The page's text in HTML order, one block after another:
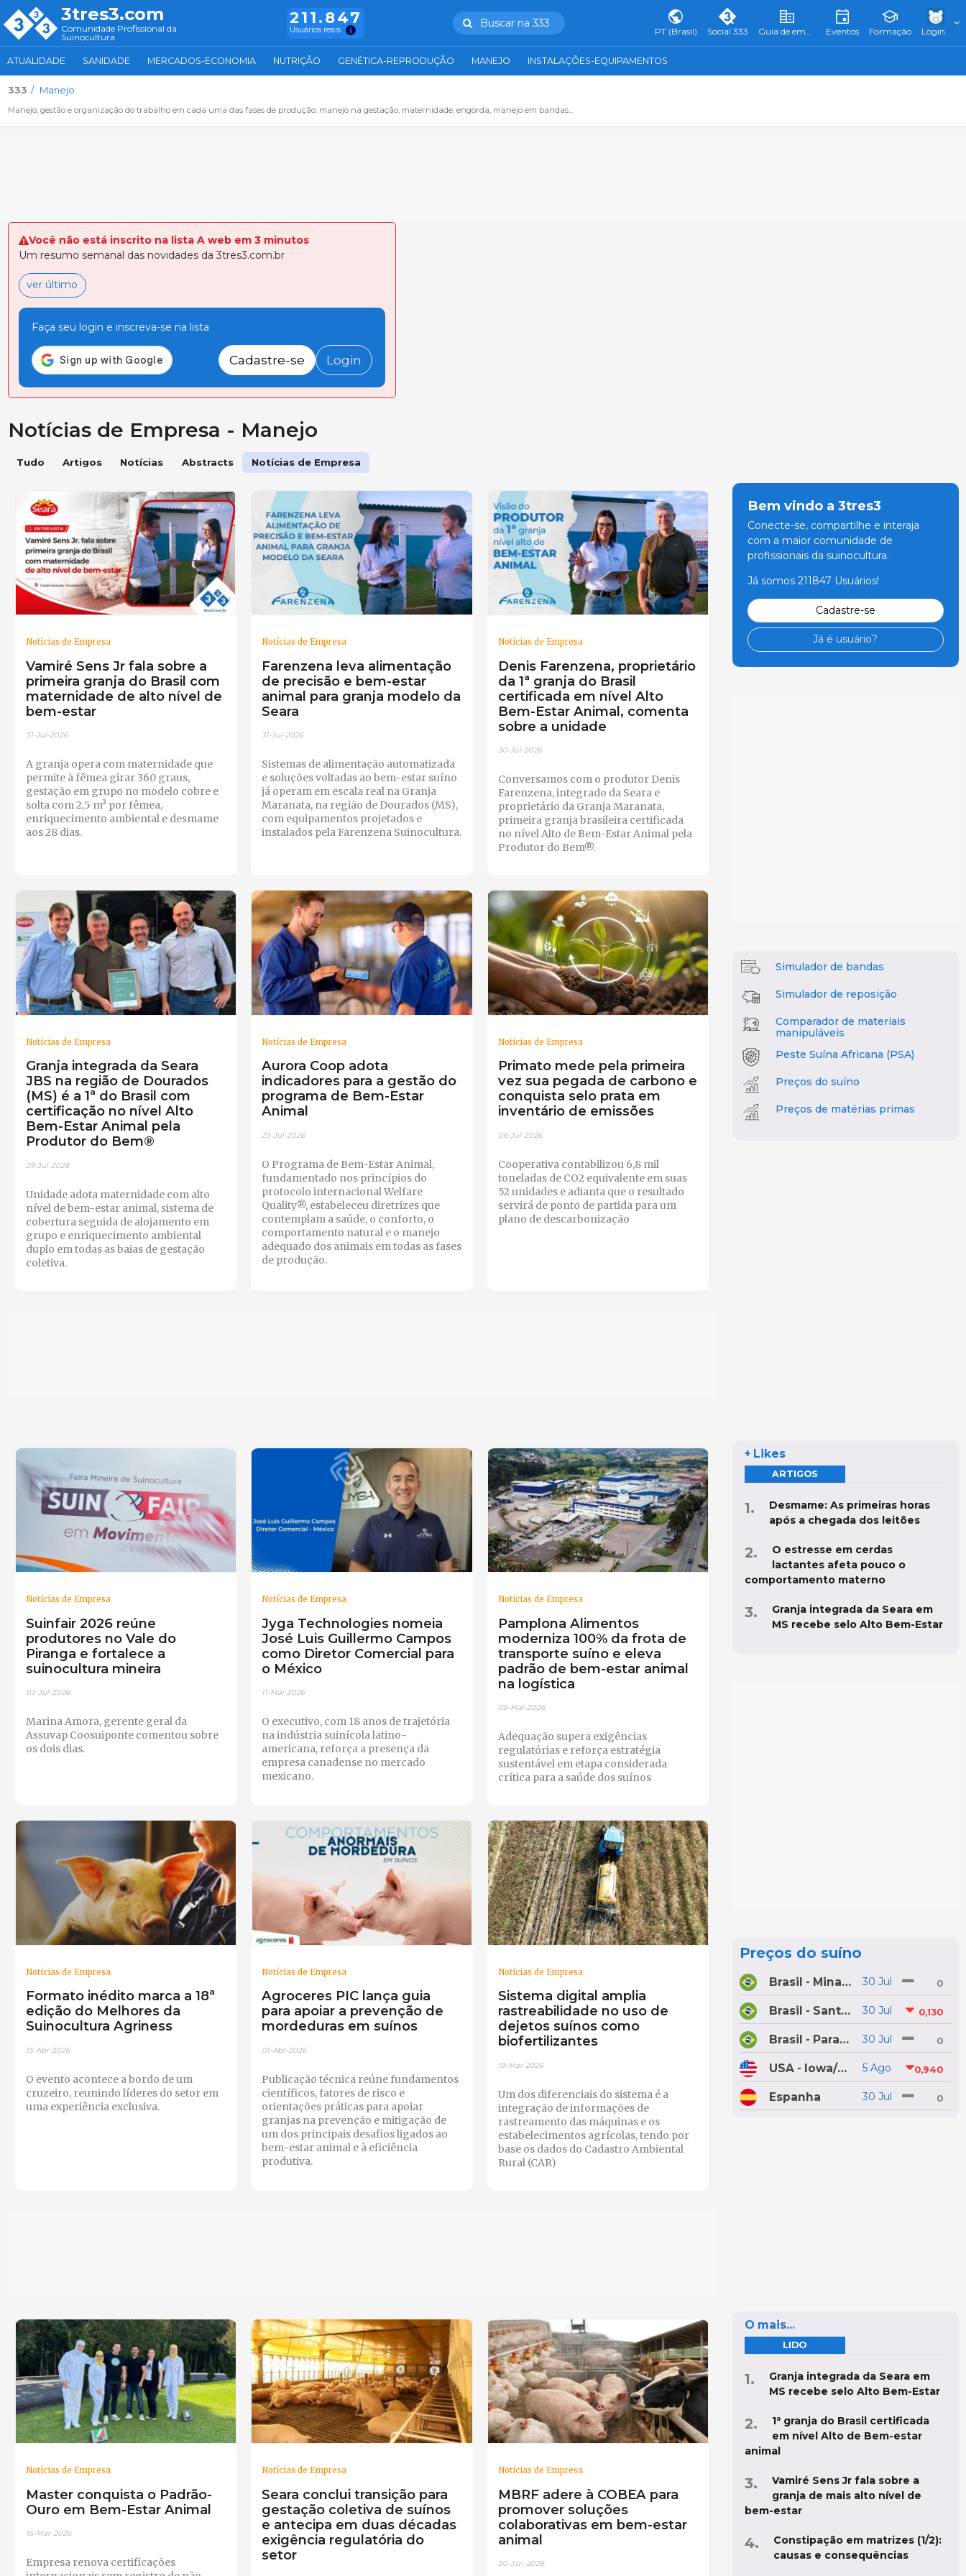
3tres3.com
Comunidade Profissional da
Suinocultura
211.847
Usuários reais
Buscar na 333
PT (Brasil) Social 333 Guia de empresas Eventos Formação Login
ATUALIDADE SANIDADE MERCADOS-ECONOMIA NUTRIÇÃO GENÉTICA-REPRODUÇÃO MANEJO INSTALAÇÕES-EQUIPAMENTOS
333 Manejo
Manejo, gestão e organização do trabalho em cada uma das fases de produção: manejo na gestação, maternidade, engorda, manejo em bandas...
Você não está inscrito na lista A web em 3 minutos
Um resumo semanal das novidades da 3tres3.com.br
ver último
Faça seu login e inscreva-se na lista
Cadastre-se Login
Notícias de Empresa - Manejo
Tudo Artigos Notícias Abstracts Notícias de Empresa
Notícias de Empresa
Vamiré Sens Jr fala sobre a
primeira granja do Brasil com
maternidade de alto nível de
bem-estar
31-Jul-2026
A granja opera com maternidade que
permite à fêmea girar 360 graus,
gestação em grupo no modelo cobre e
solta com 2,5 m² por fêmea,
enriquecimento ambiental e desmame
aos 28 dias.
Notícias de Empresa
Farenzena leva alimentação
de precisão e bem-estar
animal para granja modelo da
Seara
31-Jul-2026
Sistemas de alimentação automatizada
e soluções voltadas ao bem-estar suíno
já operam em escala real na Granja
Maranata, na região de Dourados (MS),
com equipamentos projetados e
instalados pela Farenzena Suinocultura.
Notícias de Empresa
Denis Farenzena, proprietário
da 1ª granja do Brasil
certificada em nível Alto
Bem-Estar Animal, comenta
sobre a unidade
30-Jul-2026
Conversamos com o produtor Denis
Farenzena, integrado da Seara e
proprietário da Granja Maranata,
primeira granja brasileira certificada
no nível Alto de Bem-Estar Animal pela
Produtor do Bem®.
Notícias de Empresa
Granja integrada da Seara
JBS na região de Dourados
(MS) é a 1ª do Brasil com
certificação no nível Alto
Bem-Estar Animal pela
Produtor do Bem®
29-Jul-2026
Unidade adota maternidade com alto
nível de bem-estar animal, sistema de
cobertura seguida de alojamento em
grupo e enriquecimento ambiental
duplo em todas as baias de gestação
coletiva.
Notícias de Empresa
Aurora Coop adota
indicadores para a gestão do
programa de Bem-Estar
Animal
23-Jul-2026
O Programa de Bem-Estar Animal,
fundamentado nos princípios do
protocolo internacional Welfare
Quality®, estabeleceu diretrizes que
contemplam a saúde, o conforto, o
comportamento natural e o manejo
adequado dos animais em todas as fases
de produção.
Notícias de Empresa
Primato mede pela primeira
vez sua pegada de carbono e
conquista selo prata em
inventário de emissões
06-Jul-2026
Cooperativa contabilizou 6,8 mil
toneladas de CO2 equivalente em suas
52 unidades e adianta que o resultado
servirá de ponto de partida para um
plano de descarbonização
Bem vindo a 3tres3
Conecte-se, compartilhe e interaja
com a maior comunidade de
profissionais da suinocultura.
Já somos 211847 Usuários!
Cadastre-se
Já é usuário?
Simulador de bandas
Simulador de reposição
Comparador de materiais
manipuláveis
Peste Suína Africana (PSA)
Preços do suíno
Preços de matérias primas
Notícias de Empresa
Suinfair 2026 reúne
produtores no Vale do
Piranga e fortalece a
suinocultura mineira
03-Jul-2026
Marina Amora, gerente geral da
Assuvap Coosuiponte comentou sobre
os dois dias.
Notícias de Empresa
Jyga Technologies nomeia
José Luis Guillermo Campos
como Diretor Comercial para
o México
11-Mai-2026
O executivo, com 18 anos de trajetória
na indústria suinícola latino-
americana, reforça a presença da
empresa canadense no mercado
mexicano.
Notícias de Empresa
Pamplona Alimentos
moderniza 100% da frota de
transporte suíno e eleva
padrão de bem-estar animal
na logística
05-Mai-2026
Adequação supera exigências
regulatórias e reforça estratégia
sustentável em etapa considerada
crítica para a saúde dos suínos
Notícias de Empresa
Formato inédito marca a 18ª
edição do Melhores da
Suinocultura Agriness
13-Abr-2026
O evento acontece a bordo de um
cruzeiro, reunindo líderes do setor em
uma experiência exclusiva.
Notícias de Empresa
Agroceres PIC lança guia
para apoiar a prevenção de
mordeduras em suínos
01-Abr-2026
Publicação técnica reúne fundamentos
científicos, fatores de risco e
orientações práticas para apoiar
granjas na prevenção e mitigação de
um dos principais desafios ligados ao
bem-estar animal e à eficiência
produtiva.
Notícias de Empresa
Sistema digital amplia
rastreabilidade no uso de
dejetos suínos como
biofertilizantes
19-Mar-2026
Um dos diferenciais do sistema é a
integração de informações de
rastreamento das máquinas e os
estabelecimentos agrícolas, tendo por
base os dados do Cadastro Ambiental
Rural (CAR)
+ Likes
ARTIGOS
Desmame: As primeiras horas
após a chegada dos leitões
O estresse em cerdas
lactantes afeta pouco o
comportamento materno
Granja integrada da Seara em
MS recebe selo Alto Bem-Estar
Preços do suíno
Brasil - Minas Gerais 30 Jul 0
Brasil - Santa Catarina 30 Jul 0,130
Brasil - Paraná 30 Jul 0
USA - Iowa/Minnesota 5 Ago 0,940
Espanha 30 Jul 0
Notícias de Empresa
Master conquista o Padrão-
Ouro em Bem-Estar Animal
16-Mar-2026
Empresa renova certificações
Notícias de Empresa
Seara conclui transição para
gestação coletiva de suínos
e antecipa em duas décadas
exigência regulatória do
setor
Notícias de Empresa
MBRF adere à COBEA para
promover soluções
colaborativas em bem-estar
animal
20-Jan-2026
O mais...
LIDO
Granja integrada da Seara em
MS recebe selo Alto Bem-Estar
1ª granja do Brasil certificada
em nível Alto de Bem-estar
animal
Vamiré Sens Jr fala sobre a
granja de mais alto nível de
bem-estar
Constipação em matrizes (1/2):
causas e consequências